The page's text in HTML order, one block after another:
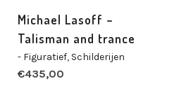
Michael Lasoff –
Talisman and trance
- Figuratief, Schilderijen
€435,00